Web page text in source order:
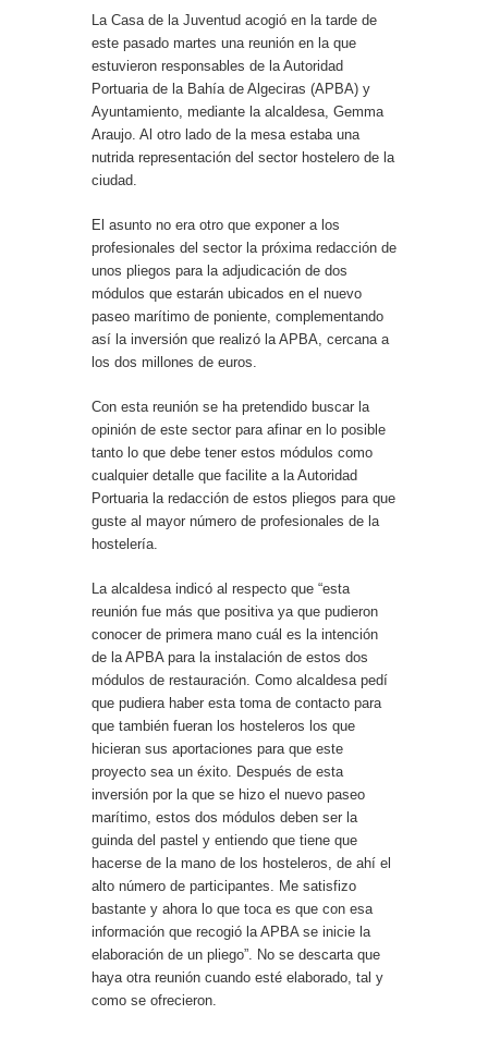
La Casa de la Juventud acogió en la tarde de
este pasado martes una reunión en la que
estuvieron responsables de la Autoridad
Portuaria de la Bahía de Algeciras (APBA) y
Ayuntamiento, mediante la alcaldesa, Gemma
Araujo. Al otro lado de la mesa estaba una
nutrida representación del sector hostelero de la
ciudad.
El asunto no era otro que exponer a los
profesionales del sector la próxima redacción de
unos pliegos para la adjudicación de dos
módulos que estarán ubicados en el nuevo
paseo marítimo de poniente, complementando
así la inversión que realizó la APBA, cercana a
los dos millones de euros.
Con esta reunión se ha pretendido buscar la
opinión de este sector para afinar en lo posible
tanto lo que debe tener estos módulos como
cualquier detalle que facilite a la Autoridad
Portuaria la redacción de estos pliegos para que
guste al mayor número de profesionales de la
hostelería.
La alcaldesa indicó al respecto que “esta
reunión fue más que positiva ya que pudieron
conocer de primera mano cuál es la intención
de la APBA para la instalación de estos dos
módulos de restauración. Como alcaldesa pedí
que pudiera haber esta toma de contacto para
que también fueran los hosteleros los que
hicieran sus aportaciones para que este
proyecto sea un éxito. Después de esta
inversión por la que se hizo el nuevo paseo
marítimo, estos dos módulos deben ser la
guinda del pastel y entiendo que tiene que
hacerse de la mano de los hosteleros, de ahí el
alto número de participantes. Me satisfizo
bastante y ahora lo que toca es que con esa
información que recogió la APBA se inicie la
elaboración de un pliego”. No se descarta que
haya otra reunión cuando esté elaborado, tal y
como se ofrecieron.